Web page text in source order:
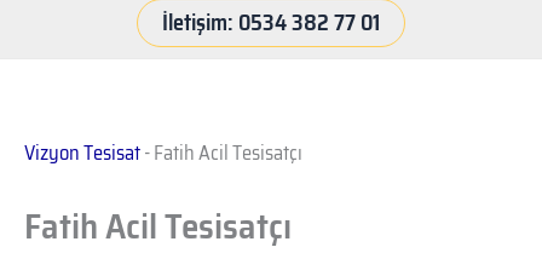
İletişim: 0534 382 77 01
Vizyon Tesisat-Fatih Acil Tesisatçı
Fatih Acil Tesisatçı